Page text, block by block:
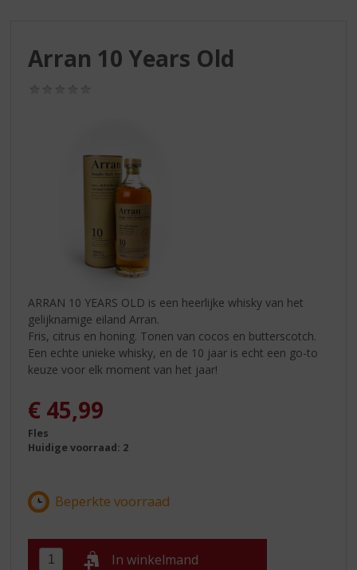
Arran 10 Years Old
ARRAN 10 YEARS OLD is een heerlijke whisky van het
gelijknamige eiland Arran.
Fris, citrus en honing. Tonen van cocos en butterscotch.
Een echte unieke whisky, en de 10 jaar is echt een go-to
keuze voor elk moment van het jaar!
€ 45,99
Fles
Huidige voorraad: 2
In winkelmand